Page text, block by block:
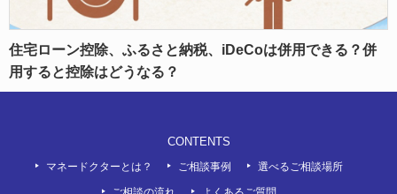
住宅ローン控除、ふるさと納税、iDeCoは併用できる？併
用すると控除はどうなる？
CONTENTS
マネードクターとは？ ご相談事例 選べるご相談場所